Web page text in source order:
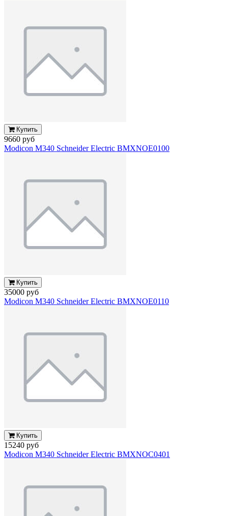
Купить
9660 руб
Modicon M340 Schneider Electric BMXNOE0100
Купить
35000 руб
Modicon M340 Schneider Electric BMXNOE0110
Купить
15240 руб
Modicon M340 Schneider Electric BMXNOC0401